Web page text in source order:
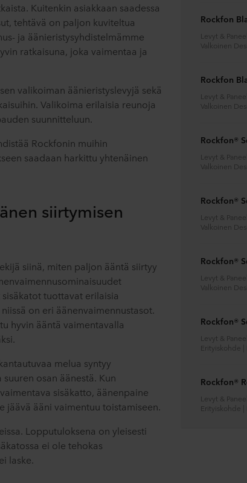
Kuitenkin asiakkaan saadessa
tehtävä on paljon kuviteltua
ja äänieristysyhdistelmämme
ratkaisuna, joka vaimentaa ja
valikoiman äänieristyslevyjä sekä
Valikoima erilaisia reunoja
suunnitteluun.
Rockfonin muihin
saadaan harkittu yhtenäinen
siirtymisen
siinä, miten paljon ääntä siirtyy
tuottavat erilaisia
on eri äänenvaimennustasot.
hyvin ääntä vaimentavalla
melua syntyy
osan äänestä. Kun
sisäkatto, äänenpaine
jäävä ääni vaimentuu toistamiseen.
Lopputuloksena on yleisesti
ei ole tehokas
laske.
Rockfon
Levyt &
Valkoinen
Rockfon
Levyt &
Valkoinen
Rockfon®
Levyt &
Valkoinen
Rockfon®
Levyt &
Valkoinen
Rockfon®
Levyt &
Valkoinen
Rockfon®
Levyt &
Erityiskohde |
Rockfon®
Levyt &
Erityiskohde |